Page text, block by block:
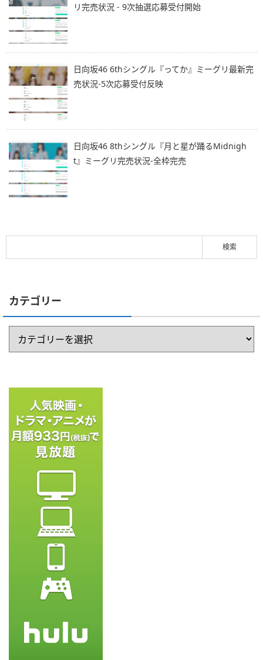
リ完売状況 - 9次抽選応募受付開始
日向坂46 6thシングル『ってか』ミーグリ最新完
売状況-5次応募受付反映
日向坂46 8thシングル『月と星が踊るMidnigh
t』ミーグリ完売状況-全枠完売
カテゴリー